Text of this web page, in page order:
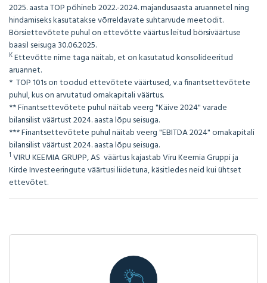
2025. aasta TOP põhineb 2022.-2024. majandusaasta aruannetel ning
hindamiseks kasutatakse võrreldavate suhtarvude meetodit.
Börsiettevõtete puhul on ettevõtte väärtus leitud börsiväärtuse
baasil seisuga 30.06.2025.
KEttevõtte nime taga näitab, et on kasutatud konsolideeritud
aruannet.
* TOP 101s on toodud ettevõtete väärtused, v.a finantsettevõtete
puhul, kus on arvutatud omakapitali väärtus.
** Finantsettevõtete puhul näitab veerg "Käive 2024" varade
bilansilist väärtust 2024. aasta lõpu seisuga.
*** Finantsettevõtete puhul näitab veerg "EBITDA 2024" omakapitali
bilansilist väärtust 2024. aasta lõpu seisuga.
1 VIRU KEEMIA GRUPP, AS väärtus kajastab Viru Keemia Gruppi ja
Kirde Investeeringute väärtusi liidetuna, käsitledes neid kui ühtset
ettevõtet.